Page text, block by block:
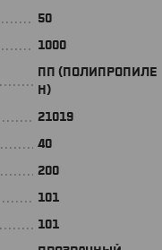
50
1000
ПП (ПОЛИПРОПИЛЕ
Н)
21019
40
200
101
101